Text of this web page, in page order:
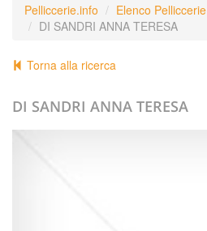
Pelliccerie.info
Elenco Pelliccerie
DI SANDRI ANNA TERESA
Torna alla ricerca
DI SANDRI ANNA TERESA